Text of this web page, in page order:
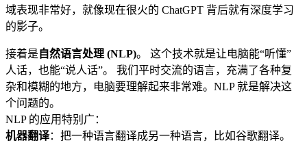
域表现非常好，就像现在很火的 ChatGPT 背后就有深度学习
的影子。
接着是 自然语言处理 (NLP)。 这个技术就是让电脑能“听懂”
人话，也能“说人话”。 我们平时交流的语言，充满了各种复
杂和模糊的地方，电脑要理解起来非常难。NLP 就是解决这
个问题的。
NLP 的应用特别广：
机器翻译：把一种语言翻译成另一种语言，比如谷歌翻译。